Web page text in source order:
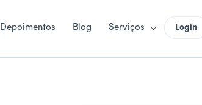
Depoimentos Blog Serviços Login